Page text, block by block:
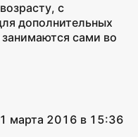
с
дополнительных
сами во
марта 2016 в 15:36